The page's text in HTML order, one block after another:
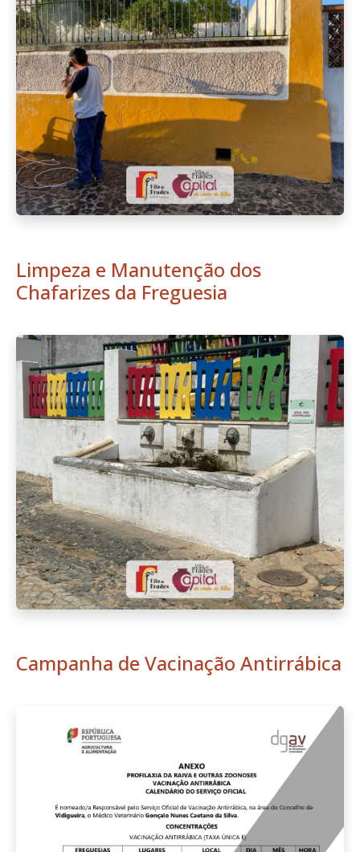
Limpeza e Manutenção dos
Chafarizes da Freguesia
Campanha de Vacinação Antirrábica